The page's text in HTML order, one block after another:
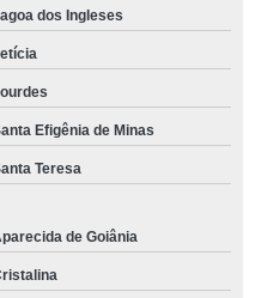
dos Ingleses
Efigênia de Minas
Teresa
de Goiânia